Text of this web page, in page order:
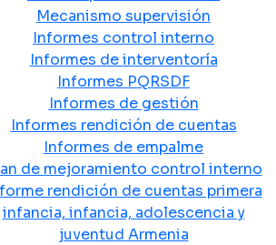
Mecanismo supervisión
Informes control interno
Informes de interventoría
Informes PQRSDF
Informes de gestión
Informes rendición de cuentas
Informes de empalme
de mejoramiento control interno
rendición de cuentas primera
infancia, infancia, adolescencia y
juventud Armenia